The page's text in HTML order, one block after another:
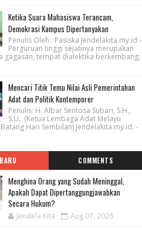
Ketika Suara Mahasiswa Terancam,
Demokrasi Kampus Dipertanyakan
Penulis Oleh : Pasiska Jendelakita.my.id -
Perguruan tinggi sejatinya merupakan
gagasan, tempat dialektika berkembang,
Mencari Titik Temu Nilai Asli Pemerintahan
Adat dan Politik Kontemporer
Penulis: H. Albar Sentosa Subari, S.H.,
S.U. (Ketua Lembaga Adat Melayu
Hari Sembilan) Jendelakita.my.id. -
COMMENTS
Menghina Orang yang Sudah Meninggal,
Apakah Dapat Dipertanggungjawabkan
Secara Hukum?
Jendela Kita Aug 07, 2026